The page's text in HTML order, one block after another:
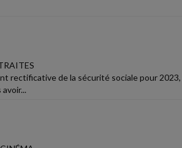
rectificative de la sécurité sociale pour